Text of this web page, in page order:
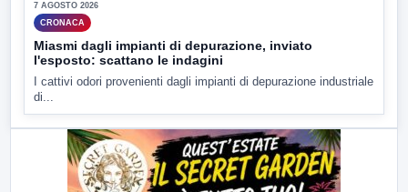
7 AGOSTO 2026
CRONACA
Miasmi dagli impianti di depurazione, inviato
l'esposto: scattano le indagini
I cattivi odori provenienti dagli impianti di depurazione industriale
di...